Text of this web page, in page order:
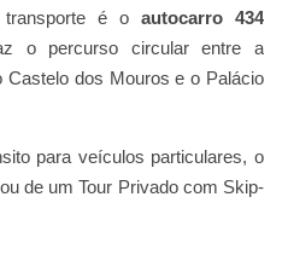
transporte é oautocarro 434
o percurso circular entre a
dos Mouros e o Palácio
para veículos particulares, o
de um Tour Privado com Skip-